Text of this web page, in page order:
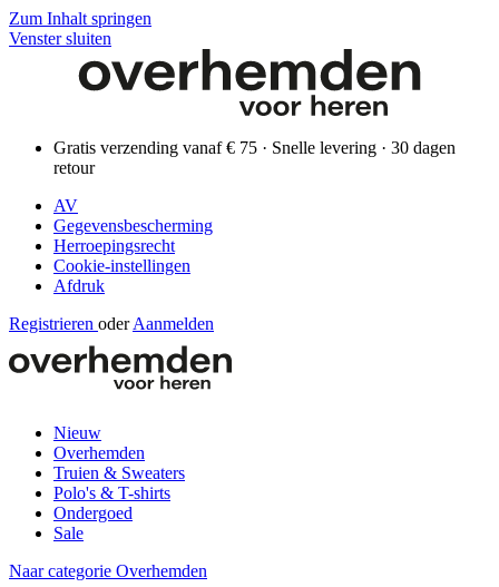
Zum Inhalt springen
Venster sluiten
Gratis verzending vanaf € 75 · Snelle levering · 30 dagen
retour
AV
Gegevensbescherming
Herroepingsrecht
Cookie-instellingen
Afdruk
Registrieren oder Aanmelden
Nieuw
Overhemden
Truien & Sweaters
Polo's & T-shirts
Ondergoed
Sale
Naar categorie Overhemden